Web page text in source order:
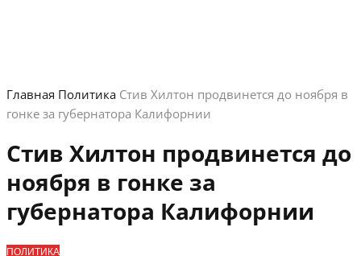
Главная Политика Стив Хилтон продвинется до ноября в
гонке за губернатора Калифорнии
Стив Хилтон продвинется до
ноября в гонке за
губернатора Калифорнии
ПОЛИТИКА